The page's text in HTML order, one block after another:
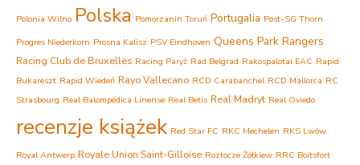
Polonia Wilno Polska Pomorzanin Toruń Portugalia Post-SG Thorn
Progres Niederkorn Prosna Kalisz PSV Eindhoven Queens Park Rangers
Racing Club de Bruxelles Racing Paryż Rad Belgrad Rakospalotai EAC Rapid
Bukareszt Rapid Wiedeń Rayo Vallecano RCD Carabanchel RCD Mallorca RC
Strasbourg Real Balompédica Linense Real Betis Real Madryt Real Oviedo
recenzje książek Red Star FC RKC Mechelen RKS Lwów
Royal Antwerp Royale Union Saint-Gilloise Roztocze Żółkiew RRC Boitsfort